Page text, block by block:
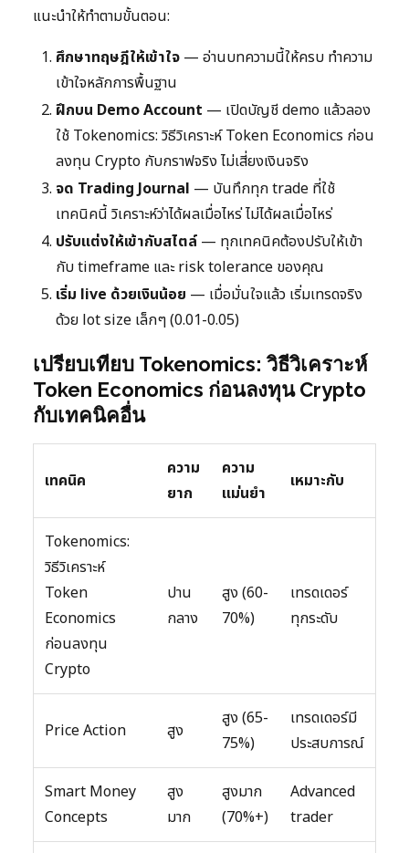
แนะนำให้ทำตามขั้นตอน:
ศึกษาทฤษฎีให้เข้าใจ — อ่านบทความนี้ให้ครบ ทำความ
เข้าใจหลักการพื้นฐาน
ฝึกบน Demo Account — เปิดบัญชี demo แล้วลอง
ใช้ Tokenomics: วิธีวิเคราะห์ Token Economics ก่อน
ลงทุน Crypto กับกราฟจริง ไม่เสี่ยงเงินจริง
จด Trading Journal — บันทึกทุก trade ที่ใช้
เทคนิคนี้ วิเคราะห์ว่าได้ผลเมื่อไหร่ ไม่ได้ผลเมื่อไหร่
ปรับแต่งให้เข้ากับสไตล์ — ทุกเทคนิคต้องปรับให้เข้า
กับ timeframe และ risk tolerance ของคุณ
เริ่ม live ด้วยเงินน้อย — เมื่อมั่นใจแล้ว เริ่มเทรดจริง
ด้วย lot size เล็กๆ (0.01-0.05)
เปรียบเทียบ Tokenomics: วิธีวิเคราะห์
Token Economics ก่อนลงทุน Crypto
กับเทคนิคอื่น
เทคนิค
ความ
ยาก
ความ
แม่นยำ
เหมาะกับ
Tokenomics:
วิธีวิเคราะห์
Token
Economics
ก่อนลงทุน
Crypto
ปาน
กลาง
สูง (60-
70%)
เทรดเดอร์
ทุกระดับ
Price Action สูง
สูง (65-
75%)
เทรดเดอร์มี
ประสบการณ์
Smart Money
Concepts
สูง
มาก
สูงมาก
(70%+)
Advanced
trader